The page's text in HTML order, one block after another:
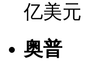
亿美元
奥普